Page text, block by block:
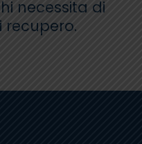
necessita di
recupero.